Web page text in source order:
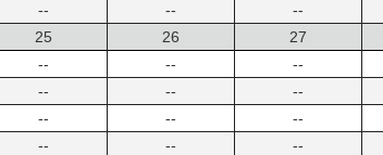
--
--
--
25
--
--
--
--
26
--
--
--
--
27
--
--
--
--